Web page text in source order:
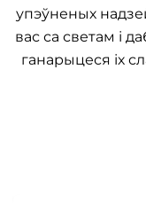
упэўненых
вас са светам і
ганарыцеся іх